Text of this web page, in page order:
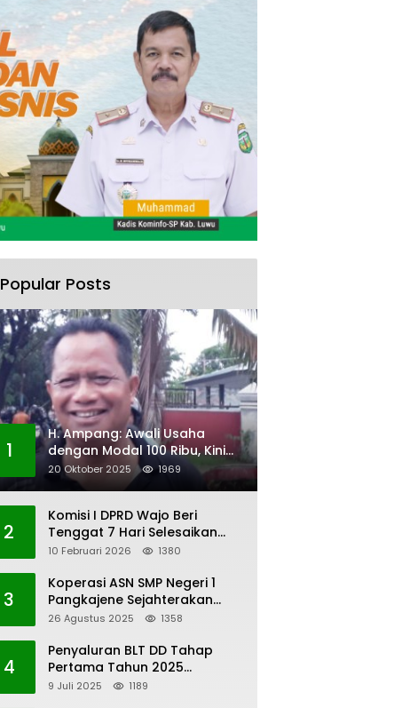
Popular Posts
1
H. Ampang: Awali Usaha
dengan Modal 100 Ribu, Kini
Jadi Jutawan
20 Oktober 2025 1969
2
Komisi I DPRD Wajo Beri
Tenggat 7 Hari Selesaikan
Polemik Pengangkatan KAUR
10 Februari 2026 1380
3
Koperasi ASN SMP Negeri 1
Pangkajene Sejahterakan
Anggota
26 Agustus 2025 1358
4
Penyaluran BLT DD Tahap
Pertama Tahun 2025
Lembang Kaero
9 Juli 2025 1189